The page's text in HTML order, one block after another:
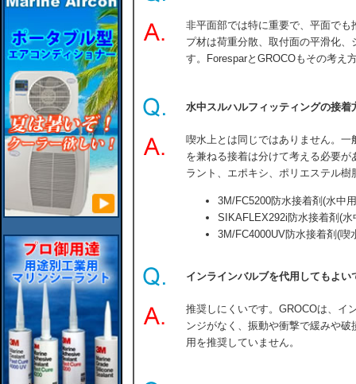
非平面部では特に重要で、平面で
プ材は荷重分散、取付面の平滑化
す。ForesparとGROCOもその考え
水中スルハルフィッティングの接
喫水上とは同じではありません。
を兼ねる接着は分けて考える必要
ラント、エポキシ、ポリエステル
3M/FC5200防水接着剤(水中
SIKAFLEX292i防水接着剤(水
3M/FC4000UV防水接着剤(喫
インラインバルブを代用してもよい
推奨しにくいです。GROCOは、イ
ンジがなく、振動や衝撃で緩みや
用を推奨していません。